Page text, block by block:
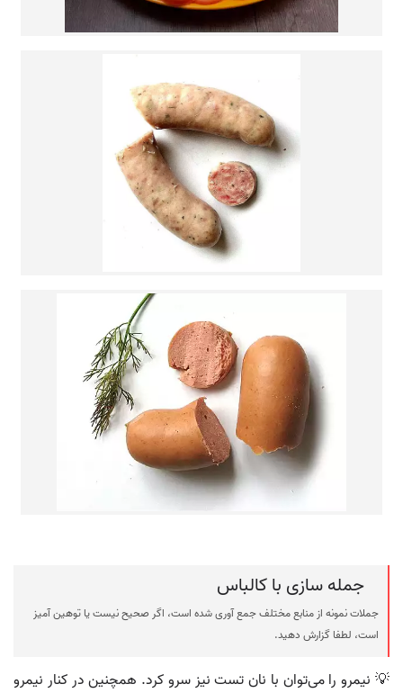
جمله سازی با کالباس
جملات نمونه از منابع مختلف جمع آوری شده است، اگر صحیح نیست یا توهین آمیز
است، لطفا گزارش دهید.
💡 نیمرو را می‌توان با نان تست نیز سرو کرد. همچنین در کنار نیمرو